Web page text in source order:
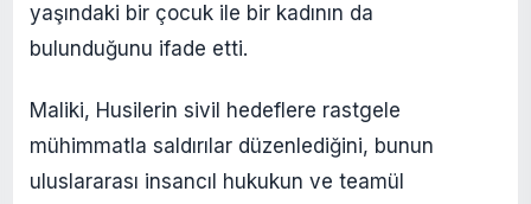
yaşındaki bir çocuk ile bir kadının da
bulunduğunu ifade etti.
Maliki, Husilerin sivil hedeflere rastgele
mühimmatla saldırılar düzenlediğini, bunun
uluslararası insancıl hukukun ve teamül